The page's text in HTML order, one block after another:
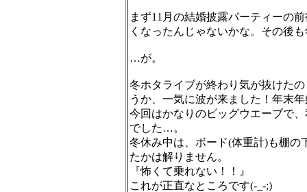
まず11月の結婚披露パーティーの
くなったんじゃないかな。その後
…が。
冬ホタライブが終わり気が抜けた
うか、一気に波が来ました！年末
今回はかなりのビッグウエーブで
でした…。
冬休み中は、ボード(体重計)も棚の
たかは解りません。
『怖くて乗れない！！』
これが正直なところです(-_-;)